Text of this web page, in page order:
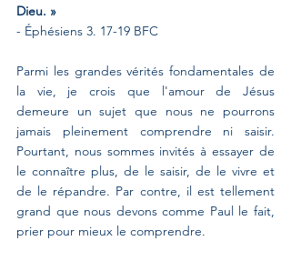
Dieu. »
- Éphésiens 3. 17-19 BFC
Parmi les grandes vérités fondamentales de
la vie, je crois que l'amour de Jésus
demeure un sujet que nous ne pourrons
jamais pleinement comprendre ni saisir.
Pourtant, nous sommes invités à essayer de
le connaître plus, de le saisir, de le vivre et
de le répandre. Par contre, il est tellement
grand que nous devons comme Paul le fait,
prier pour mieux le comprendre.